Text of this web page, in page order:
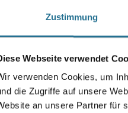
Zustimmung
Webseite verwendet
verwenden Cookies, um
die Zugriffe auf unsere
an unsere Partner für
Kip 332